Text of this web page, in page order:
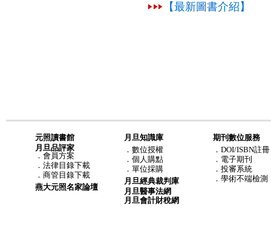
【最新圖書介紹】
元照讀書館
月旦品評家
． 會員方案
． 法律目錄下載
． 商管目錄下載
燕大元照名家論壇
月旦知識庫
． 數位授權
． 個人購點
． 單位採購
月旦經典裁判庫
月旦醫事法網
月旦會計財稅網
期刊數位服務
．DOI/ISBN註冊
．電子期刊
．投審系統
．學術不端檢測